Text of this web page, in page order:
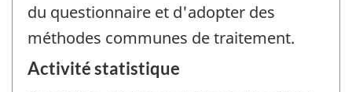
du questionnaire et d'adopter des
méthodes communes de traitement.
Activité statistique